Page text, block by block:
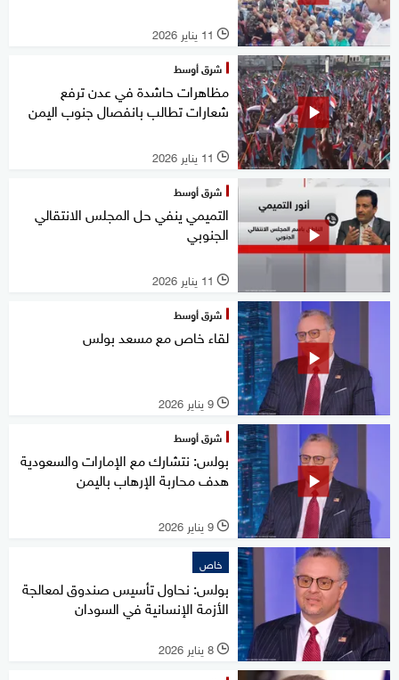
l 11 يناير 2026
شرق أوسط
مظاهرات حاشدة في عدن ترفع
شعارات تطالب بانفصال جنوب اليمن
l 11 يناير 2026
شرق أوسط
التميمي ينفي حل المجلس الانتقالي
الجنوبي
l 11 يناير 2026
شرق أوسط
لقاء خاص مع مسعد بولس
l 9 يناير 2026
شرق أوسط
بولس: نتشارك مع الإمارات والسعودية
هدف محاربة الإرهاب باليمن
l 9 يناير 2026
خاص
بولس: نحاول تأسيس صندوق لمعالجة
الأزمة الإنسانية في السودان
l 8 يناير 2026